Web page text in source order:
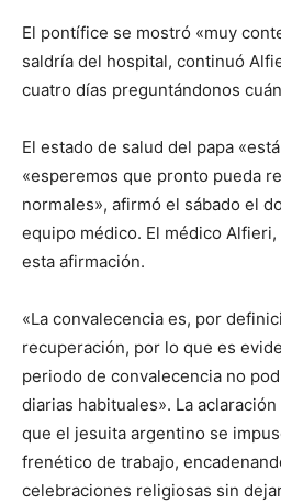
El pontífice se mostró «muy
saldría del hospital, continuó
cuatro días preguntándonos
El estado de salud del papa
«esperemos que pronto pueda
normales», afirmó el sábado el
equipo médico. El médico
esta afirmación.
«La convalecencia es, por
recuperación, por lo que es
periodo de convalecencia no
diarias habituales». La
que el jesuita argentino se
frenético de trabajo,
celebraciones religiosas sin